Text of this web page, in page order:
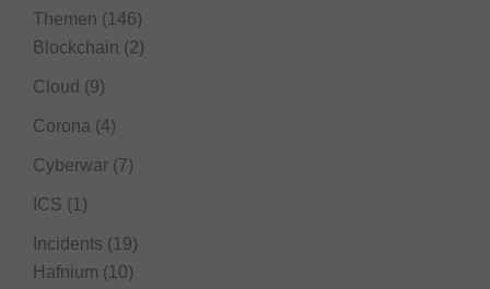
Themen (146)
Blockchain (2)
Cloud (9)
Corona (4)
Cyberwar (7)
ICS (1)
Incidents (19)
Hafnium (10)